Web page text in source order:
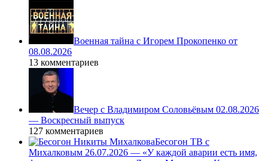
Военная тайна с Игорем Прокопенко от
08.08.2026
13 комментариев
Вечер с Владимиром Соловьёвым 02.08.2026
— Воскресный выпуск
127 комментариев
Бесогон ТВ с
Михалковым 26.07.2026 — «У каждой аварии есть имя,